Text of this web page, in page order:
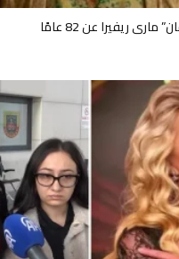
ريفيرا عن 82 عامًا